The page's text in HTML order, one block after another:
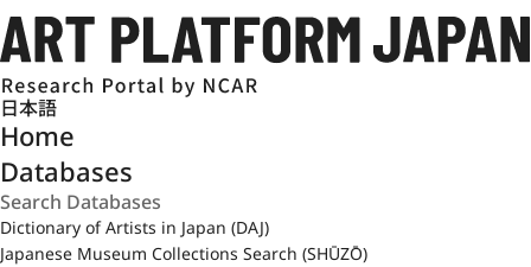
日本語
Home
Databases
Dictionary of Artists in Japan (DAJ)
Japanese Museum Collections Search (SHŪZŌ)